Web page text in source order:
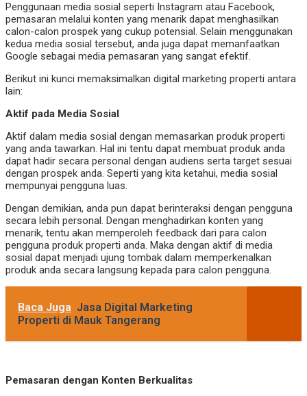
Penggunaan media sosial seperti Instagram atau Facebook,
pemasaran melalui konten yang menarik dapat menghasilkan
calon-calon prospek yang cukup potensial. Selain menggunakan
kedua media sosial tersebut, anda juga dapat memanfaatkan
Google sebagai media pemasaran yang sangat efektif.
Berikut ini kunci memaksimalkan digital marketing properti antara
lain:
Aktif pada Media Sosial
Aktif dalam media sosial dengan memasarkan produk properti
yang anda tawarkan. Hal ini tentu dapat membuat produk anda
dapat hadir secara personal dengan audiens serta target sesuai
dengan prospek anda. Seperti yang kita ketahui, media sosial
mempunyai pengguna luas.
Dengan demikian, anda pun dapat berinteraksi dengan pengguna
secara lebih personal. Dengan menghadirkan konten yang
menarik, tentu akan memperoleh feedback dari para calon
pengguna produk properti anda. Maka dengan aktif di media
sosial dapat menjadi ujung tombak dalam memperkenalkan
produk anda secara langsung kepada para calon pengguna.
Baca Juga Jasa Digital Marketing
Properti di Mauk Tangerang
Pemasaran dengan Konten Berkualitas